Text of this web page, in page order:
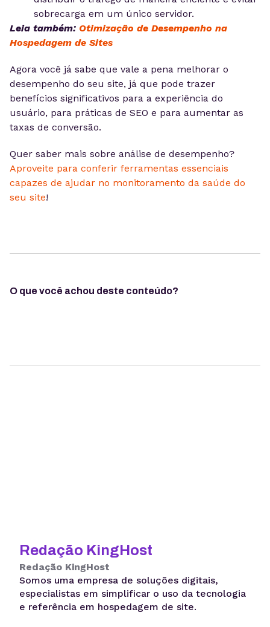
sobrecarga em um único servidor.
Leia também: Otimização de Desempenho na
Hospedagem de Sites
Agora você já sabe que vale a pena melhorar o
desempenho do seu site, já que pode trazer
benefícios significativos para a experiência do
usuário, para práticas de SEO e para aumentar as
taxas de conversão.
Quer saber mais sobre análise de desempenho?
Aproveite para conferir ferramentas essenciais
capazes de ajudar no monitoramento da saúde do
seu site!
O que você achou deste conteúdo?
Redação KingHost
Redação KingHost
Somos uma empresa de soluções digitais,
especialistas em simplificar o uso da tecnologia
e referência em hospedagem de site.